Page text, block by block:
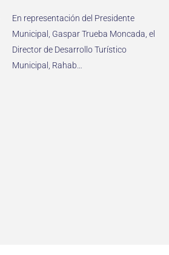
En representación del Presidente
Municipal, Gaspar Trueba Moncada, el
Director de Desarrollo Turístico
Municipal, Rahab…